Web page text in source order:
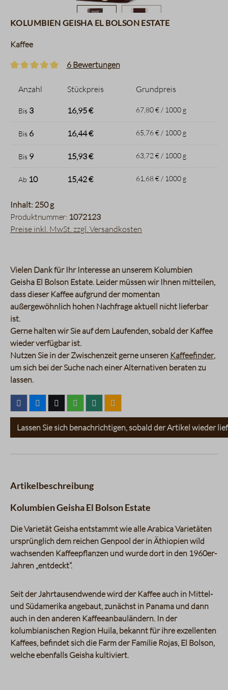
Kolumbien Geisha El Bolson Estate
Kaffee
6 Bewertungen
Anzahl Stückpreis Grundpreis
Bis 3 16,95 € 67,80 € / 1000 g
Bis 6 16,44 € 65,76 € / 1000 g
Bis 9 15,93 € 63,72 € / 1000 g
Ab 10 15,42 € 61,68 € / 1000 g
Inhalt: 250 g
Produktnummer: 1072123
Preise inkl. MwSt. zzgl. Versandkosten
Vielen Dank für Ihr Interesse an unserem Kolumbien
Geisha El Bolson Estate. Leider müssen wir Ihnen mitteilen,
dass dieser Kaffee aufgrund der momentan
außergewöhnlich hohen Nachfrage aktuell nicht lieferbar
ist.
Gerne halten wir Sie auf dem Laufenden, sobald der Kaffee
wieder verfügbar ist.
Nutzen Sie in der Zwischenzeit gerne unseren Kaffeefinder,
um sich bei der Suche nach einer Alternativen beraten zu
lassen.
Lassen Sie sich benachrichtigen, sobald der Artikel wieder
Artikelbeschreibung
Kolumbien Geisha El Bolson Estate
Die Varietät Geisha entstammt wie alle Arabica Varietäten
ursprünglich dem reichen Genpool der in Äthiopien wild
wachsenden Kaffeepflanzen und wurde dort in den 1960er-
Jahren „entdeckt“.
Seit der Jahrtausendwende wird der Kaffee auch in Mittel-
und Südamerika angebaut, zunächst in Panama und dann
auch in den anderen Kaffeeanbauländern. In der
kolumbianischen Region Huila, bekannt für ihre exzellenten
Kaffees, befindet sich die Farm der Familie Rojas, El Bolson,
welche ebenfalls Geisha kultiviert.